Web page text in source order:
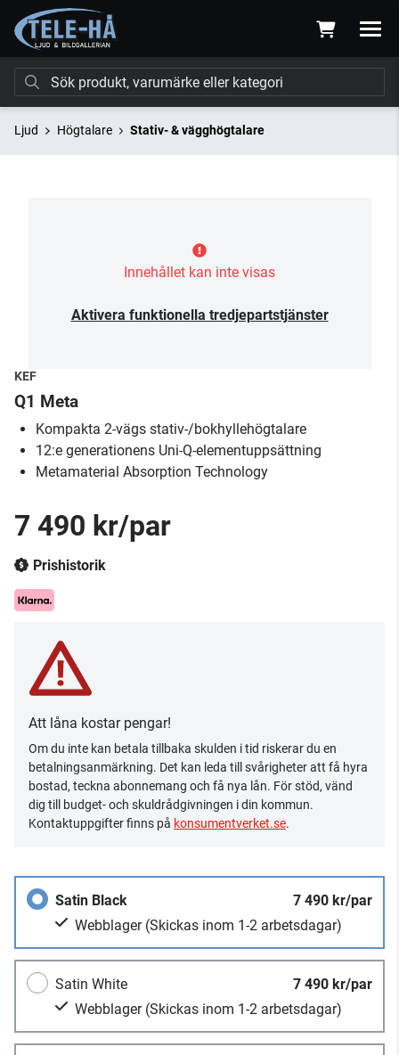
Ljud Högtalare Stativ- & vägghögtalare
Innehållet kan inte visas
Aktivera funktionella tredjepartstjänster
KEF
Q1 Meta
Kompakta 2-vägs stativ-/bokhyllehögtalare
12:e generationens Uni-Q-elementuppsättning
Metamaterial Absorption Technology
7 490 kr/par
Prishistorik
Att låna kostar pengar!
Om du inte kan betala tillbaka skulden i tid riskerar du en
betalningsanmärkning. Det kan leda till svårigheter att få hyra
bostad, teckna abonnemang och få nya lån. För stöd, vänd
dig till budget- och skuldrådgivningen i din kommun.
Kontaktuppgifter finns på konsumentverket.se.
Satin Black
7 490 kr/par
Webblager (Skickas inom 1-2 arbetsdagar)
Satin White
7 490 kr/par
Webblager (Skickas inom 1-2 arbetsdagar)